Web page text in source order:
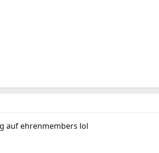
auf ehrenmembers lol